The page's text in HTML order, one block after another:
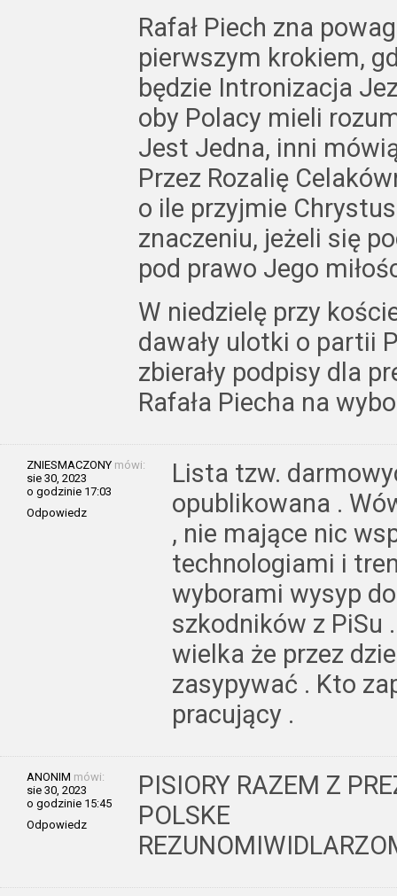
Rafał Piech zna
pierwszym krokiem,
będzie Intronizacja
oby Polacy mieli
Jest Jedna, inni
Przez Rozalię
o ile przyjmie
znaczeniu, jeżeli się
pod prawo Jego
W niedzielę przy
dawały ulotki o partii
zbierały podpisy dla
Rafała Piecha na
ZNIESMACZONY mówi:
sie 30, 2023
o godzinie 17:03
Odpowiedz
Lista tzw.
opublikowana .
, nie mające nic
technologiami i
wyborami wysyp
szkodników z PiSu
wielka że przez
zasypywać . Kto
pracujący .
ANONIM mówi:
sie 30, 2023
o godzinie 15:45
Odpowiedz
PISIORY RAZEM Z
POLSKE